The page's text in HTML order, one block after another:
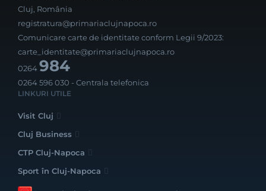
Cluj, România
registratura@primariaclujnapoca.ro
Comunicare carte de identitate conform Legii 9/2023:
carte_identitate@primariaclujnapoca.ro
0264984
0264 596 030 - Centrala telefonica
LINKURI UTILE
Visit Cluj
Cluj Business
CTP Cluj-Napoca
Sport în Cluj-Napoca